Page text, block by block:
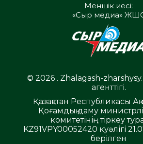
Меншік иесі:
«Сыр медиа»
© 2026 . Zhalagash-
агенттігі.
Қазақстан Республикасы
Қоғамдық даму
комитетінің тіркеу
KZ91VPY00052420 куәлігі
берілген